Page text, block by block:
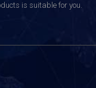
is suitable for you.